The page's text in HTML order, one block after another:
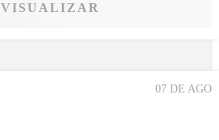
VISUALIZAR
07 DE AGO